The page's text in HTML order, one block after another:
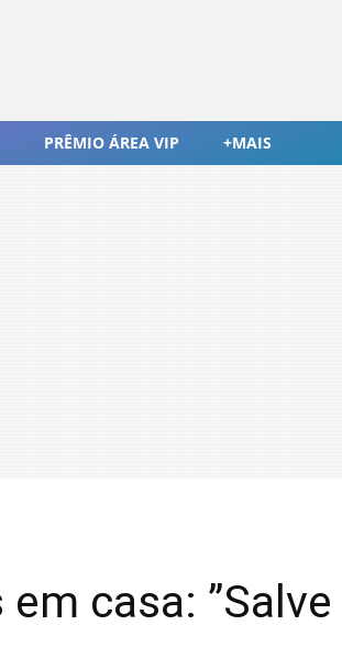
PRÊMIO ÁREA VIP +MAIS
casa: ”Salve